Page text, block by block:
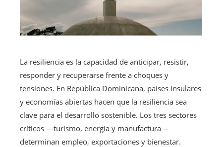
La resiliencia es la capacidad de anticipar, resistir,
responder y recuperarse frente a choques y
tensiones. En República Dominicana, países insulares
y economías abiertas hacen que la resiliencia sea
clave para el desarrollo sostenible. Los tres sectores
críticos —turismo, energía y manufactura—
determinan empleo, exportaciones y bienestar.